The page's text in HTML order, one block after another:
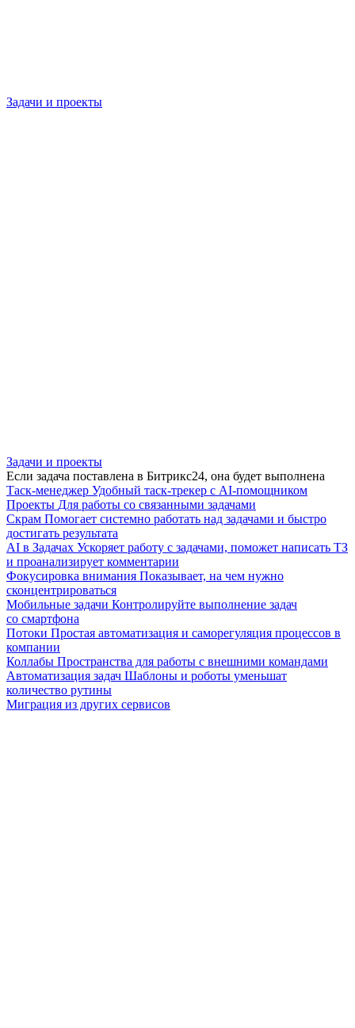
Задачи и проекты
Задачи и проекты
Если задача поставлена в Битрикс24, она будет выполнена
Таск-менеджер Удобный таск-трекер с AI-помощником
Проекты Для работы со связанными задачами
Скрам Помогает системно работать над задачами и быстро
достигать результата
AI в Задачах Ускоряет работу с задачами, поможет написать ТЗ
и проанализирует комментарии
Фокусировка внимания Показывает, на чем нужно
сконцентрироваться
Мобильные задачи Контролируйте выполнение задач
со смартфона
Потоки Простая автоматизация и саморегуляция процессов в
компании
Коллабы Пространства для работы с внешними командами
Автоматизация задач Шаблоны и роботы уменьшат
количество рутины
Миграция из других сервисов